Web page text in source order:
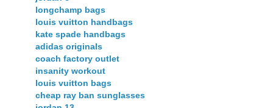
longchamp bags
louis vuitton handbags
kate spade handbags
adidas originals
coach factory outlet
insanity workout
louis vuitton bags
cheap ray ban sunglasses